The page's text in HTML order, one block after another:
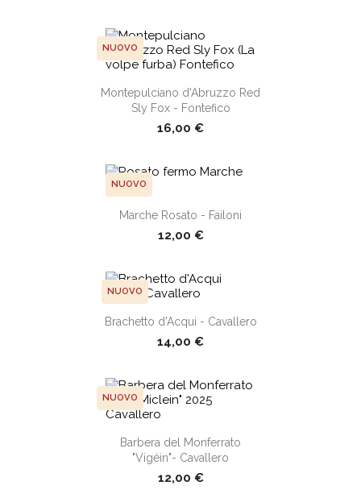
shopping_cart
Montepulciano d'Abruzzo Red
Sly Fox - Fontefico
16,00 €
NUOVO
shopping_cart
Marche Rosato - Failoni
12,00 €
NUOVO
shopping_cart
Brachetto d'Acqui - Cavallero
14,00 €
NUOVO
shopping_cart
Barbera del Monferrato
"Vigéin"- Cavallero
12,00 €
NUOVO